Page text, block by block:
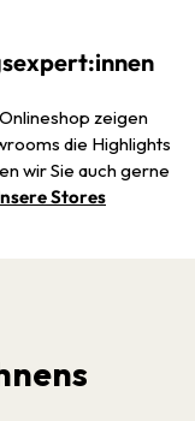
zeigen
die Highlights
wir Sie auch gerne
Stores